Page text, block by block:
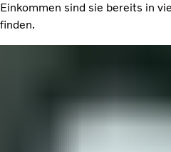
Einkommen sind sie bereits in
finden.